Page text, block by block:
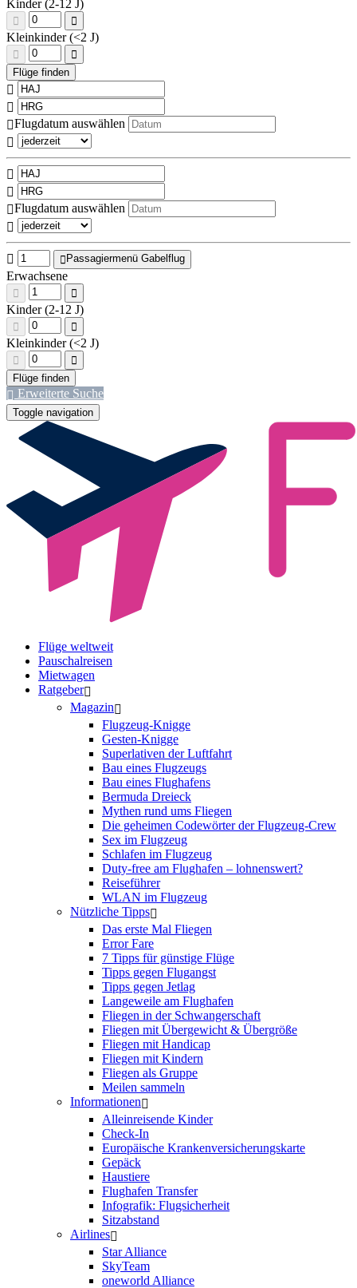
Kinder (2-12 J)
Kleinkinder (<2 J)
Flugdatum auswählen
Flugdatum auswählen
Passagiermenü Gabelflug
Erwachsene
Kinder (2-12 J)
Kleinkinder (<2 J)
Erweiterte Suche
Toggle navigation
Flüge weltweit
Pauschalreisen
Mietwagen
Ratgeber
Magazin
Flugzeug-Knigge
Gesten-Knigge
Superlativen der Luftfahrt
Bau eines Flugzeugs
Bau eines Flughafens
Bermuda Dreieck
Mythen rund ums Fliegen
Die geheimen Codewörter der Flugzeug-Crew
Sex im Flugzeug
Schlafen im Flugzeug
Duty-free am Flughafen – lohnenswert?
Reiseführer
WLAN im Flugzeug
Nützliche Tipps
Das erste Mal Fliegen
Error Fare
7 Tipps für günstige Flüge
Tipps gegen Flugangst
Tipps gegen Jetlag
Langeweile am Flughafen
Fliegen in der Schwangerschaft
Fliegen mit Übergewicht & Übergröße
Fliegen mit Handicap
Fliegen mit Kindern
Fliegen als Gruppe
Meilen sammeln
Informationen
Alleinreisende Kinder
Check-In
Europäische Krankenversicherungskarte
Gepäck
Haustiere
Flughafen Transfer
Infografik: Flugsicherheit
Sitzabstand
Airlines
Star Alliance
SkyTeam
oneworld Alliance